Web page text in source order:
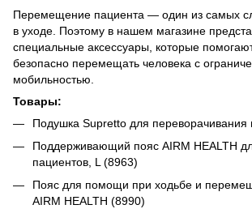
Перемещение пациента — один из самых
в уходе. Поэтому в нашем магазине
специальные аксессуары, которые
безопасно перемещать человека с
мобильностью.
Товары:
Подушка Supretto для переворачивания
Поддерживающий пояс AIRM HEALTH
пациентов, L (8963)
Пояс для помощи при ходьбе и
AIRM HEALTH (8990)